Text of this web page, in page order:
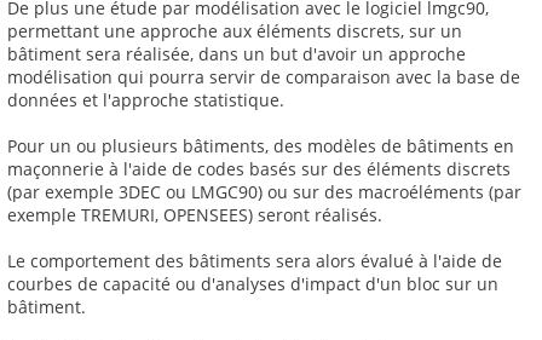
De plus une étude par modélisation avec le logiciel lmgc90,
permettant une approche aux éléments discrets, sur un
bâtiment sera réalisée, dans un but d'avoir un approche
modélisation qui pourra servir de comparaison avec la base de
données et l'approche statistique.
Pour un ou plusieurs bâtiments, des modèles de bâtiments en
maçonnerie à l'aide de codes basés sur des éléments discrets
(par exemple 3DEC ou LMGC90) ou sur des macroéléments (par
exemple TREMURI, OPENSEES) seront réalisés.
Le comportement des bâtiments sera alors évalué à l'aide de
courbes de capacité ou d'analyses d'impact d'un bloc sur un
bâtiment.